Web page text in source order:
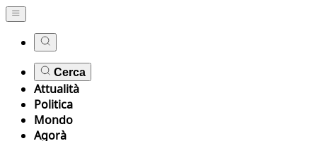
Cerca
Attualità
Politica
Mondo
Agorà